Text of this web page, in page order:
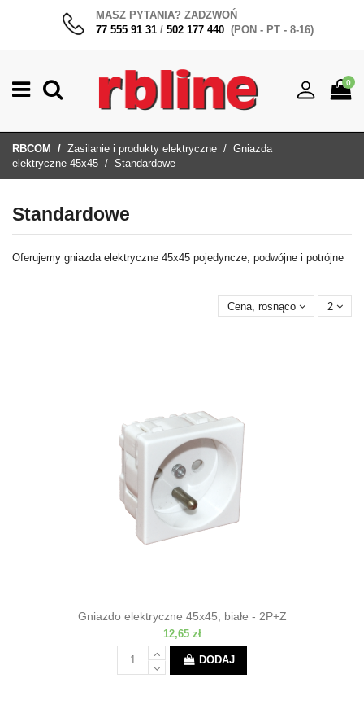
MASZ PYTANIA? ZADZWOŃ
77 555 91 31 / 502 177 440 (PON - PT - 8-16)
0
RBCOM Zasilanie i produkty elektryczne
Gniazda
elektryczne 45x45
Standardowe
Standardowe
Oferujemy gniazda elektryczne 45x45 pojedyncze, podwójne i potrójne
Cena, rosnąco 2
Gniazdo elektryczne 45x45, białe - 2P+Z
12,65 zł
DODAJ